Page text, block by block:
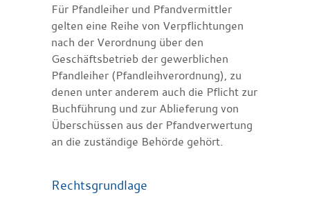
Für Pfandleiher und Pfandvermittler
gelten eine Reihe von Verpflichtungen
nach der Verordnung über den
Geschäftsbetrieb der gewerblichen
Pfandleiher (Pfandleihverordnung), zu
denen unter anderem auch die Pflicht zur
Buchführung und zur Ablieferung von
Überschüssen aus der Pfandverwertung
an die zuständige Behörde gehört.
Rechtsgrundlage